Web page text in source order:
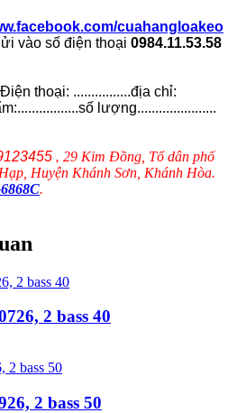
cuahangloakeo
vào số điện thoại 0984.11.53.58
thoại: ................địa chỉ:
lượng......................
, 29 Kim Đồng, Tổ dân phố
Huyện Khánh Sơn, Khánh Hòa.
.
2 bass 40
2 bass 50